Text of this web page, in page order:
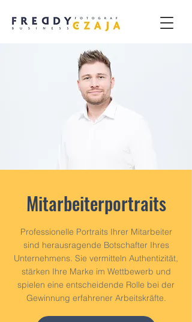
Mitarbeiterportraits
Professionelle Portraits Ihrer Mitarbeiter
sind herausragende Botschafter Ihres
Unternehmens. Sie vermitteln Authentizität,
stärken Ihre Marke im Wettbewerb und
spielen eine entscheidende Rolle bei der
Gewinnung erfahrener Arbeitskräfte.